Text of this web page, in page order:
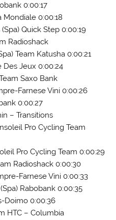
0:00:17
Mondiale 0:00:18
Quick Step 0:00:19
Radioshack
Team Katusha 0:00:21
Des Jeux 0:00:24
Saxo Bank
Farnese Vini 0:00:26
0:00:27
– Transitions
Pro Cycling Team
Pro Cycling Team 0:00:29
Radioshack 0:00:30
Farnese Vini 0:00:33
Rabobank 0:00:35
Doimo 0:00:36
HTC – Columbia